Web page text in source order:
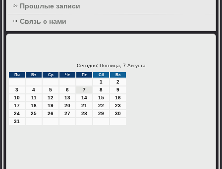
Прошлые записи
Связь с нами
Сегодня: Пятница, 7 Августа
Пн Вт Ср Чт Пт Сб Вс
1
2
3
4 5 6 7 8
9
10
11 12 13 14 15
16
17
18 19 20 21 22
23
24
25 26 27 28 29
30
31